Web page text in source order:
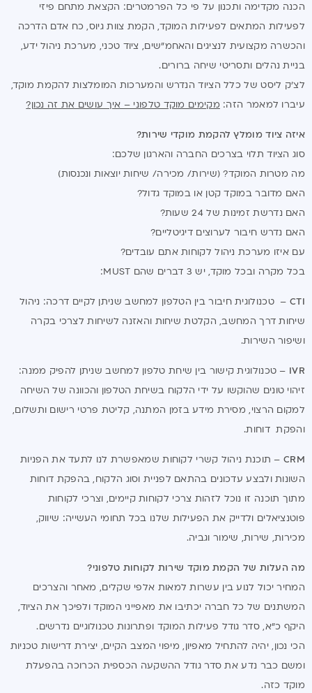
הכנה מקדימה ותכנון על פי כל הפרמטרים: הקצאת מתחם פיזי
לפעילות המתאים לפעילות המוקד, הקמת צוות גיוס, כח אדם הדרכה
והכשרה מקצועית לנציגים והאחמ"שים, ציוד טכני, מערכת ניהול ידע,
בניית נהלים ותסריטי שיחה ברורים.
לצ'ק ליסט של כלל הציוד הנדרש והמערכות המומלצות להקמת מוקד,
עיברו למאמר הזה: מקימים מוקד טלפוני – איך עושים את זה נכון?
איזה ציוד מומלץ להקמת מוקדי שירות?
סוג הציוד תלוי בצרכים החברה והארגון שלכם:
מה מטרות המוקד? (שירות/ מכירה/ שיחות יוצאות ונכנסות)
האם מדובר במוקד קטן או במוקד גדול?
האם נדרשת זמינות של 24 שעות?
האם נדרש חיבור לערוצים דיגיטליים?
עם איזו מערכת ניהול לקוחות אתם עובדים?
בכל מקרה ובכל מוקד, יש 3 דברים שהם MUST:
CTI– טכנולוגית חיבור בין הטלפון למחשב שניתן לקיים דרכה: ניהול
שיחות דרך המחשב, הקלטת שיחות והאזנה לשיחות לצרכי בקרה
ושיפור השירות.
IVR – טכנולוגית קישור בין שיחת טלפון למחשב שניתן להפיק ממנה:
זיהוי טונים שהוקשו על ידי הלקוח בשיחת הטלפון והכוונה של השיחה
למקום הרצוי, מסירת מידע בזמן המתנה, קליטת פרטי רישום ותשלום,
והפקת דוחות.
CRM– תוכנת ניהול קשרי לקוחות שמאפשרת לנו לתעד את הפניות
השונות ולבצע עדכונים בהתאם לפניית וסוג הלקוח, בהפקת דוחות
מתוך תוכנה זו נוכל לזהות צרכי לקוחות קיימים, וצרכי לקוחות
פוטנציאלים ולדייק את הפעילות שלנו בכל תחומי העשייה: שיווק,
מכירות, שירות, שימור וגביה.
מה העלות של הקמת מוקד שירות לקוחות טלפוני?
המחיר יכול לנוע בין עשרות למאות אלפי שקלים, מאחר והצרכים
המשתנים של כל חברה יכתיבו את מאפייני המוקד ולפיכך את הציוד,
היקף כ"א, סדר גודל פעילות המוקד ופתרונות טכנולוגיים נדרשים.
הכי נכון, יהיה להתחיל מאפיון, מיפוי המצב הקיים, יצירת דרישות טכניות
ומשם כבר נדע את סדר גודל ההשקעה הכספית הכרוכה בהפעלת
מוקד כזה.